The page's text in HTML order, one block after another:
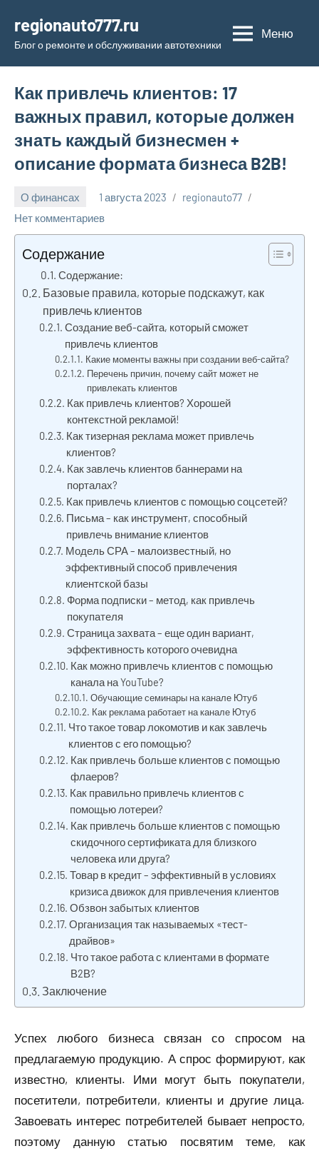
содержимому
regionauto777.ru
Блог о ремонте и обслуживании автотехники
Меню
Как привлечь клиентов: 17
важных правил, которые должен
знать каждый бизнесмен +
описание формата бизнеса B2B!
О финансах 1 августа 2023
regionauto77
Нет комментариев
Содержание
Содержание:
Базовые правила, которые подскажут, как
привлечь клиентов
Создание веб-сайта, который сможет
привлечь клиентов
Какие моменты важны при создании веб-сайта?
Перечень причин, почему сайт может не
привлекать клиентов
Как привлечь клиентов? Хорошей
контекстной рекламой!
Как тизерная реклама может привлечь
клиентов?
Как завлечь клиентов баннерами на
порталах?
Как привлечь клиентов с помощью соцсетей?
Письма – как инструмент, способный
привлечь внимание клиентов
Модель СРА – малоизвестный, но
эффективный способ привлечения
клиентской базы
Форма подписки – метод, как привлечь
покупателя
Страница захвата – еще один вариант,
эффективность которого очевидна
Как можно привлечь клиентов с помощью
канала на YouTube?
Обучающие семинары на канале Ютуб
Как реклама работает на канале Ютуб
Что такое товар локомотив и как завлечь
клиентов с его помощью?
Как привлечь больше клиентов с помощью
флаеров?
Как правильно привлечь клиентов с
помощью лотереи?
Как привлечь больше клиентов с помощью
скидочного сертификата для близкого
человека или друга?
Товар в кредит – эффективный в условиях
кризиса движок для привлечения клиентов
Обзвон забытых клиентов
Организация так называемых «тест-
драйвов»
Что такое работа с клиентами в формате
В2В?
Заключение
Успех любого бизнеса связан со спросом на
предлагаемую продукцию. А спрос формируют, как
известно, клиенты. Ими могут быть покупатели,
посетители, потребители, клиенты и другие лица.
Завоевать интерес потребителей бывает непросто,
поэтому данную статью посвятим теме, как